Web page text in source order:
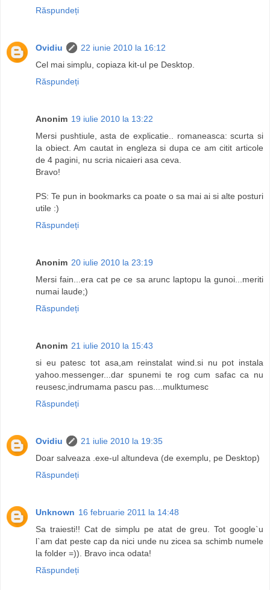
Răspundeți
Ovidiu
22 iunie 2010 la 16:12
Cel mai simplu, copiaza kit-ul pe Desktop.
Răspundeți
Anonim 19 iulie 2010 la 13:22
Mersi pushtiule, asta de explicatie.. romaneasca: scurta si
la obiect. Am cautat in engleza si dupa ce am citit articole
de 4 pagini, nu scria nicaieri asa ceva.
Bravo!
PS: Te pun in bookmarks ca poate o sa mai ai si alte posturi
utile :)
Răspundeți
Anonim 20 iulie 2010 la 23:19
Mersi fain...era cat pe ce sa arunc laptopu la gunoi...meriti
numai laude;)
Răspundeți
Anonim 21 iulie 2010 la 15:43
si eu patesc tot asa,am reinstalat wind.si nu pot instala
yahoo.messenger...dar spunemi te rog cum safac ca nu
reusesc,indrumama pascu pas....mulktumesc
Răspundeți
Ovidiu
21 iulie 2010 la 19:35
Doar salveaza .exe-ul altundeva (de exemplu, pe Desktop)
Răspundeți
Unknown 16 februarie 2011 la 14:48
Sa traiesti!! Cat de simplu pe atat de greu. Tot google`u
l`am dat peste cap da nici unde nu zicea sa schimb numele
la folder =)). Bravo inca odata!
Răspundeți